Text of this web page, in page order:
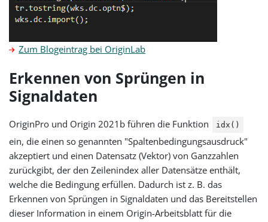
Zum Blogeintrag bei OriginLab
Erkennen von Sprüngen in
Signaldaten
OriginPro und Origin 2021b führen die Funktion idx()
ein, die einen so genannten "Spaltenbedingungsausdruck"
akzeptiert und einen Datensatz (Vektor) von Ganzzahlen
zurückgibt, der den Zeilenindex aller Datensätze enthält,
welche die Bedingung erfüllen. Dadurch ist z. B. das
Erkennen von Sprüngen in Signaldaten und das Bereitstellen
dieser Information in einem Origin-Arbeitsblatt für die